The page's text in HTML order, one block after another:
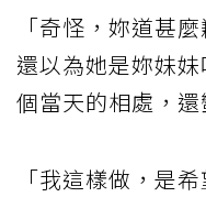
「奇怪，妳道甚
還以為她是妳妹
個當天的相處，還
「我這樣做，是